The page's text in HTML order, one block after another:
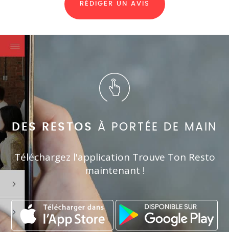
RÉDIGER UN AVIS
DES RESTOS À PORTÉE DE MAIN
Téléchargez l'application Trouve Ton Resto
maintenant !